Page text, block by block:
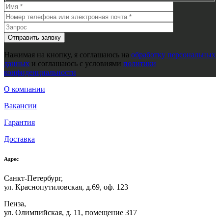
Нажимая на кнопку, я соглашаюсь на обработку персональных
данных и соглашаюсь с условиями политики
конфиденциальности
О компании
Вакансии
Гарантия
Доставка
Адрес
Санкт-Петербург,
ул. Краснопутиловская, д.69, оф. 123
Пенза,
ул. Олимпийская, д. 11, помещение 317